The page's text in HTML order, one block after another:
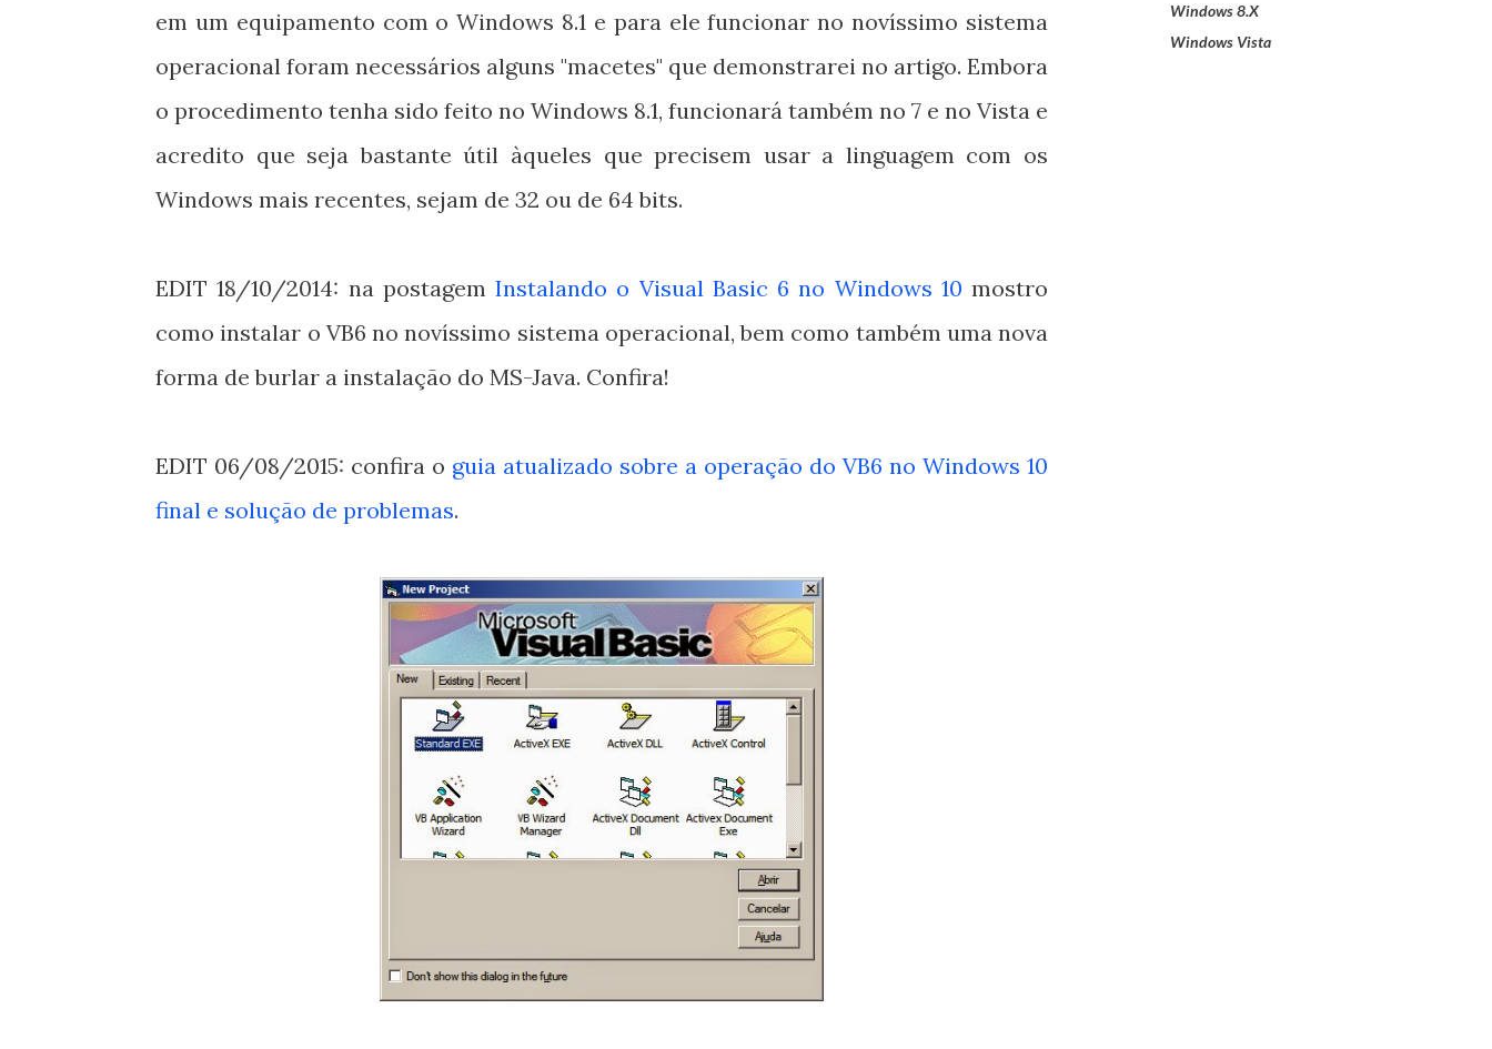
em um equipamento com o Windows 8.1 e para ele funcionar no novíssimo sistema
operacional foram necessários alguns "macetes" que demonstrarei no artigo. Embora
o procedimento tenha sido feito no Windows 8.1, funcionará também no 7 e no Vista e
acredito que seja bastante útil àqueles que precisem usar a linguagem com os
Windows mais recentes, sejam de 32 ou de 64 bits.
EDIT 18/10/2014: na postagem Instalando o Visual Basic 6 no Windows 10 mostro
como instalar o VB6 no novíssimo sistema operacional, bem como também uma nova
forma de burlar a instalação do MS-Java. Confira!
EDIT 06/08/2015: confira o guia atualizado sobre a operação do VB6 no Windows 10
final e solução de problemas.
Windows 8.X
Windows Vista